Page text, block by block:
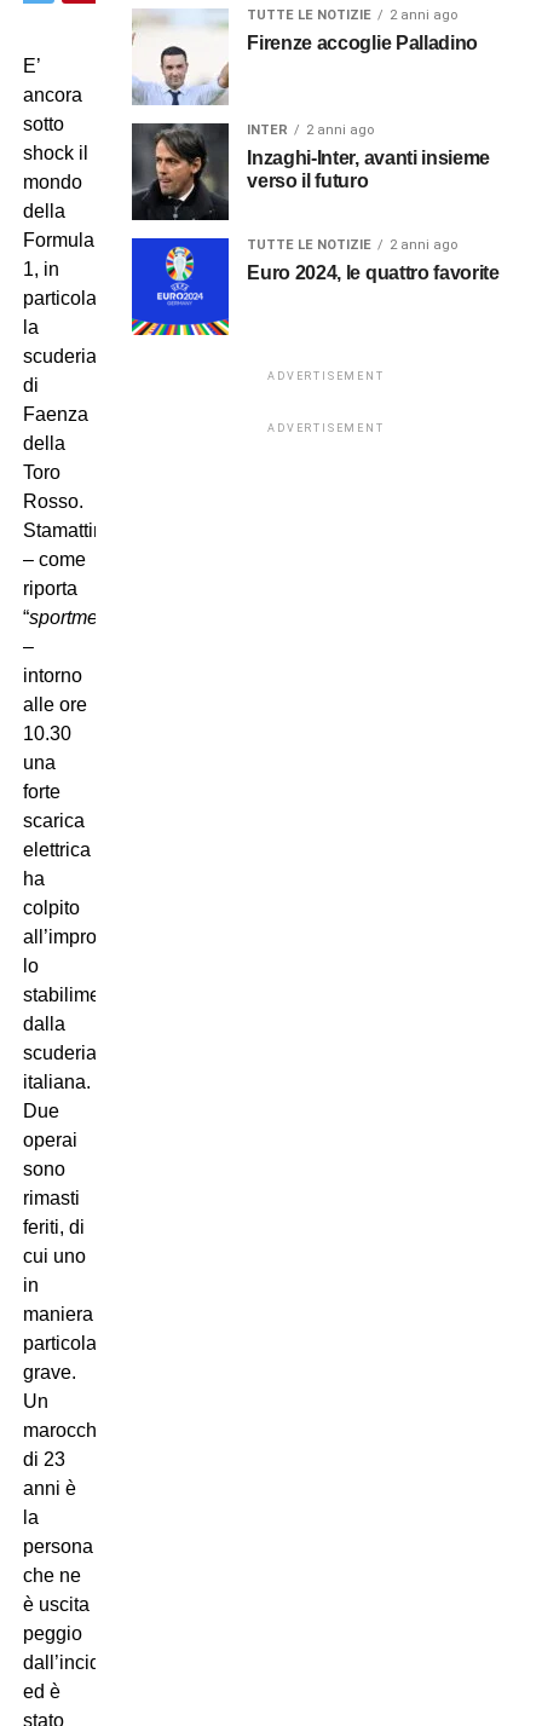
E’
ancora
sotto
shock il
mondo
della
Formula
1, in
particolare
la
scuderia
di
Faenza
della
Toro
Rosso.
Stamattina
– come
riporta
“sportmediaset
–
intorno
alle ore
10.30
una
forte
scarica
elettrica
ha
colpito
all’improvviso
lo
stabilimento
dalla
scuderia
italiana.
Due
operai
sono
rimasti
feriti, di
cui uno
in
maniera
particolarmente
grave.
Un
marocchino
di 23
anni è
la
persona
che ne
è uscita
peggio
dall’incidente
ed è
stato
TUTTE LE NOTIZIE 2 anni ago
Firenze accoglie Palladino
INTER 2 anni ago
Inzaghi-Inter, avanti insieme
verso il futuro
TUTTE LE NOTIZIE 2 anni ago
Euro 2024, le quattro favorite
ADVERTISEMENT
ADVERTISEMENT